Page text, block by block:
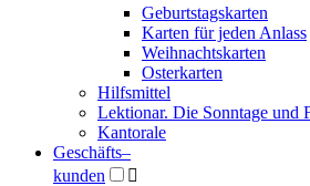
Geburtstagskarten
Karten für jeden Anlass
Weihnachtskarten
Osterkarten
Hilfsmittel
Lektionar. Die Sonntage und
Kantorale
Geschäfts­–
kunden
